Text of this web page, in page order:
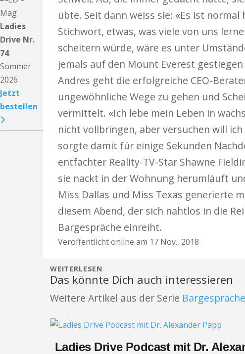
Ladies
Drive Nr.
74
Sommer
2026
Jetzt
bestellen
übte. Seit dann weiss sie: «Es ist normal
Stichwort, etwas, was viele von uns
scheitern würde, wäre es unter
jemals auf den Mount Everest
Andres geht die erfolgreiche CEO-
ungewöhnliche Wege zu gehen und
vermittelt. «Ich lebe mein Leben in
nicht vollbringen, aber versuchen will
sorgte damit für einige Sekunden
entfachter Reality-TV-Star Shawne
sie nackt in der Wohnung herumläuft
Miss Dallas und Miss Texas generierte
diesem Abend, der sich nahtlos in die
Bargespräche einreiht.
Veröffentlicht online am 17 Nov., 2018
WEITERLESEN
Das könnte Dich auch interessieren
Weitere Artikel aus der Serie Bargespräche
Ladies Drive Podcast mit Dr.